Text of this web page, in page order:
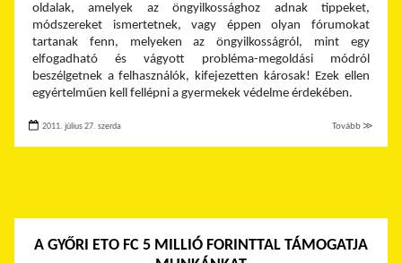
oldalak, amelyek az öngyilkossághoz adnak tippeket,
módszereket ismertetnek, vagy éppen olyan fórumokat
tartanak fenn, melyeken az öngyilkosságról, mint egy
elfogadható és vágyott probléma-megoldási módról
beszélgetnek a felhasználók, kifejezetten károsak! Ezek ellen
egyértelműen kell fellépni a gyermekek védelme érdekében.
2011. július 27. szerda Tovább ≫
A GYŐRI ETO FC 5 MILLIÓ FORINTTAL TÁMOGATJA